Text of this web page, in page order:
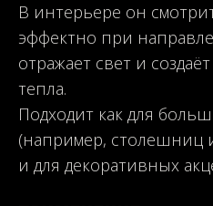
В интерьере он
эффектно при
отражает свет и
тепла.
Подходит как для
(например, столешниц
и для декоративных